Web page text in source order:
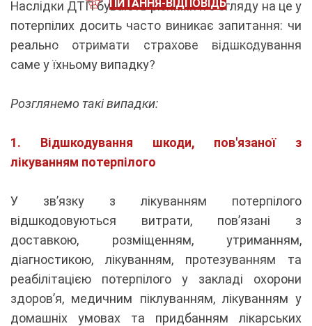
ПИТАННЯ-ВІДПОВІДЬ
ОТРИМАТИ КОНСУЛЬТАЦІЮ
Наслідки ДТП бувають різними й з огляду на це у
потерпілих досить часто виникає запитання: чи
реально отримати страхове відшкодування
саме у їхньому випадку?
Розглянемо такі випадки:
1. Відшкодування шкоди, пов'язаної з
лікуванням потерпілого
У зв’язку з лікуванням потерпілого
відшкодовуються витрати, пов’язані з
доставкою, розміщенням, утриманням,
діагностикою, лікуванням, протезуванням та
реабілітацією потерпілого у закладі охорони
здоров’я, медичним піклуванням, лікуванням у
домашніх умовах та придбанням лікарських